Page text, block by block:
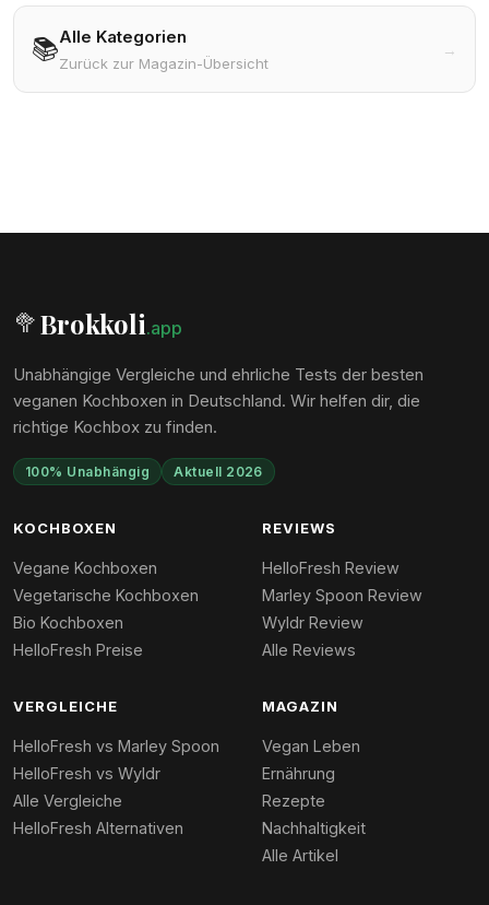
📚Alle Kategorien
Zurück zur Magazin-Übersicht
→
🥦Brokkoli.app
Unabhängige Vergleiche und ehrliche Tests der besten
veganen Kochboxen in Deutschland. Wir helfen dir, die
richtige Kochbox zu finden.
100% Unabhängig Aktuell 2026
KOCHBOXEN
Vegane Kochboxen
Vegetarische Kochboxen
Bio Kochboxen
HelloFresh Preise
REVIEWS
HelloFresh Review
Marley Spoon Review
Wyldr Review
Alle Reviews
VERGLEICHE
HelloFresh vs Marley Spoon
HelloFresh vs Wyldr
Alle Vergleiche
HelloFresh Alternativen
MAGAZIN
Vegan Leben
Ernährung
Rezepte
Nachhaltigkeit
Alle Artikel